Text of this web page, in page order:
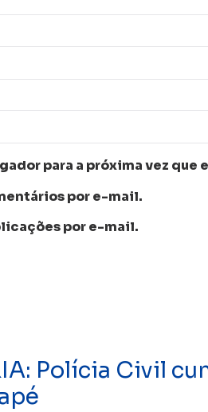
para a próxima vez que
por e-mail.
por e-mail.
Polícia Civil